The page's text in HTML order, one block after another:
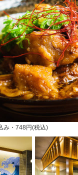
み・748円(税込)